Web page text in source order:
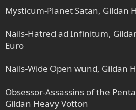
Mysticum-Planet Satan, Gildan
Nails-Hatred ad Infinitum,
Euro
Nails-Wide Open wund, Gildan
Obsessor-Assassins of the
Gildan Heavy Votton